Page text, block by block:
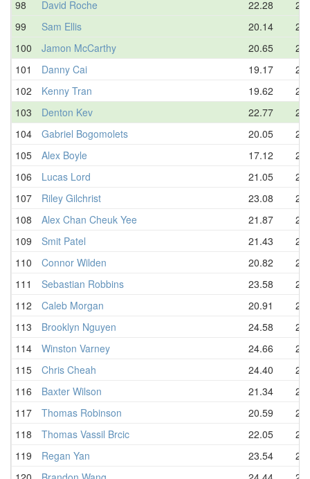
98 David Roche 22.28
99
Sam Ellis 20.14
100
Jamon McCarthy 20.65
101
Danny Cai 19.17
102
Kenny Tran 19.62
103
Denton Kev 22.77
104
Gabriel Bogomolets 20.05
105
Alex Boyle 17.12
106
Lucas Lord 21.05
107
Riley Gilchrist 23.08
108
Alex Chan Cheuk Yee 21.87
109
Smit Patel 21.43
110
Connor Wilden 20.82
111
Sebastian Robbins 23.58
112
Caleb Morgan 20.91
113
Brooklyn Nguyen 24.58
114
Winston Varney 24.66
115
Chris Cheah 24.40
116
Baxter Wilson 21.34
117
Thomas Robinson 20.59
118
Thomas Vassil Brcic 22.05
119
Regan Yan 23.54